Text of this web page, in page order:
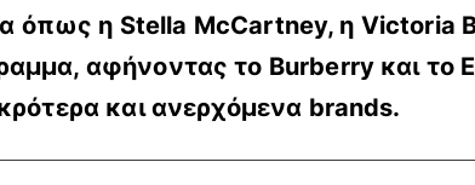
όπως η Stella McCartney, η Victoria
αφήνοντας το Burberry και το
και ανερχόμενα brands.